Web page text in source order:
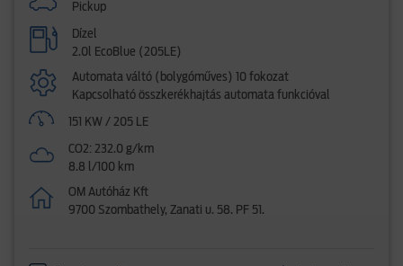
Pickup
Dízel
2.0l EcoBlue (205LE)
Automata váltó (bolygóműves) 10 fokozat
Kapcsolható összkerékhajtás automata funkcióval
151 KW / 205 LE
CO2: 232.0 g/km
8.8 l/100 km
OM Autóház Kft
9700 Szombathely, Zanati u. 58. PF 51.